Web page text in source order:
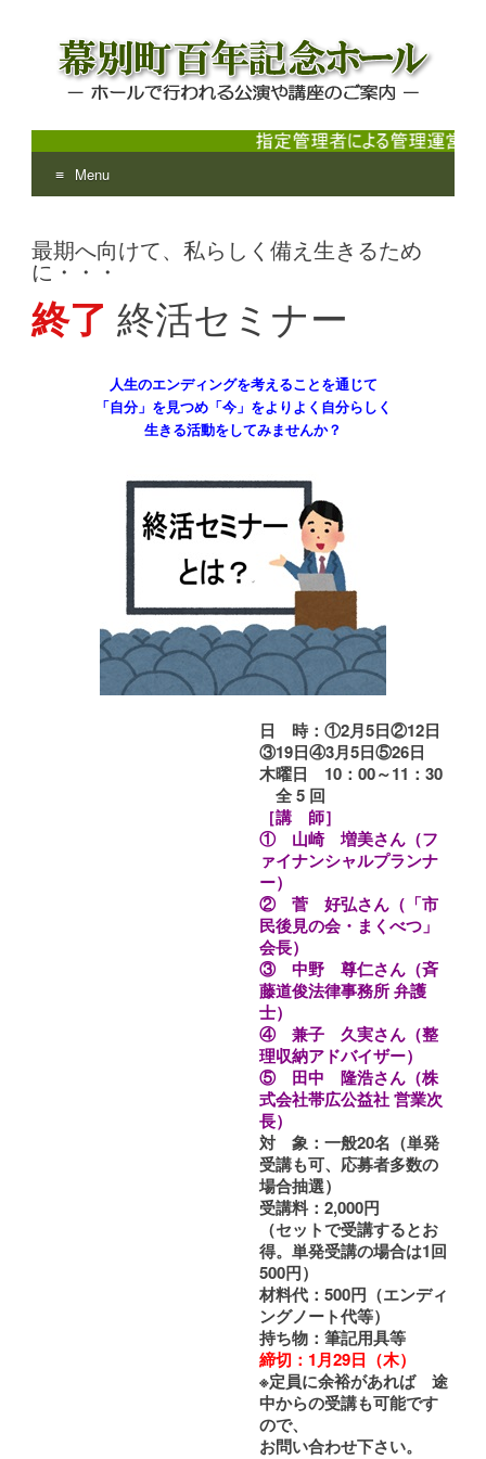
幕別町百年記念ホール
ホールで行われる公演や講座のご案内
Menu
to
content
最期へ向けて、私らしく備え生きるため
に・・・
終了終活セミナー
人生のエンディングを考えることを通じて
「自分」を見つめ「今」をよりよく自分らしく
生きる活動をしてみませんか？
日 時 ：①2月5日②12日
③19日④3月5日⑤26日
木曜日 10：00～11：30
全 5 回
［講 師］
① 山崎 増美さん（フ
ァイナンシャルプランナ
ー）
② 菅 好弘さん（「市
民後見の会・まくべつ」
会長）
③ 中野 尊仁さん（斉
藤道俊法律事務所 弁護
士）
④ 兼子 久実さん（整
理収納アドバイザー）
⑤ 田中 隆浩さん（株
式会社帯広公益社 営業次
長）
対 象 ：一般20名 （単発
受講も可、応募者多数の
場合抽選）
受講料 ：2,000円
（セットで受講するとお
得。単発受講の場合は1回
500円）
材料代 ：500円 （エンディ
ングノート代等）
持ち物 ：筆記用具等
締切：1月29日（木）
※定員に余裕があれば 途
中からの受講も可能です
ので、
お問い合わせ下さい。